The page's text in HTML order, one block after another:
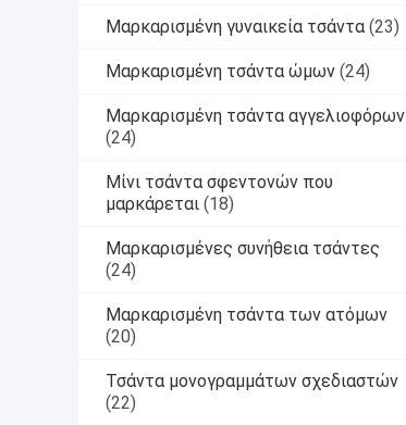
Μαρκαρισμένη γυναικεία τσάντα (23)
Μαρκαρισμένη τσάντα ώμων (24)
Μαρκαρισμένη τσάντα αγγελιοφόρων
(24)
Μίνι τσάντα σφεντονών που
μαρκάρεται (18)
Μαρκαρισμένες συνήθεια τσάντες
(24)
Μαρκαρισμένη τσάντα των ατόμων
(20)
Τσάντα μονογραμμάτων σχεδιαστών
(22)